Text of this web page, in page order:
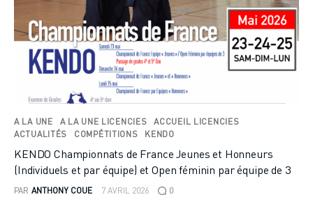
A LA UNE A LA UNE LICENCIES
ACCUEIL LICENCIES
ACTUALITÉS
COMPÉTITIONS KENDO
KENDO Championnats de France Jeunes et Honneurs
(Individuels et par équipe) et Open féminin par équipe de 3
PAR ANTHONY COUE 7 AVRIL 2026 0